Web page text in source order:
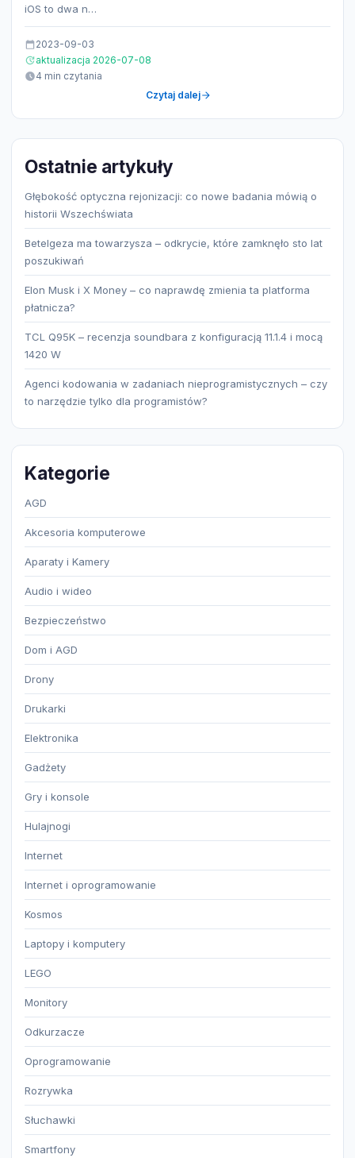
iOS to dwa n…
2023-09-03
aktualizacja 2026-07-08
4 min czytania
Czytaj dalej
Ostatnie artykuły
Głębokość optyczna rejonizacji: co nowe badania mówią o
historii Wszechświata
Betelgeza ma towarzysza – odkrycie, które zamknęło sto lat
poszukiwań
Elon Musk i X Money – co naprawdę zmienia ta platforma
płatnicza?
TCL Q95K – recenzja soundbara z konfiguracją 11.1.4 i mocą
1420 W
Agenci kodowania w zadaniach nieprogramistycznych – czy
to narzędzie tylko dla programistów?
Kategorie
AGD
Akcesoria komputerowe
Aparaty i Kamery
Audio i wideo
Bezpieczeństwo
Dom i AGD
Drony
Drukarki
Elektronika
Gadżety
Gry i konsole
Hulajnogi
Internet
Internet i oprogramowanie
Kosmos
Laptopy i komputery
LEGO
Monitory
Odkurzacze
Oprogramowanie
Rozrywka
Słuchawki
Smartfony